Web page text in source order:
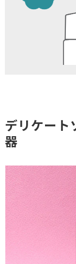
デリケート
器